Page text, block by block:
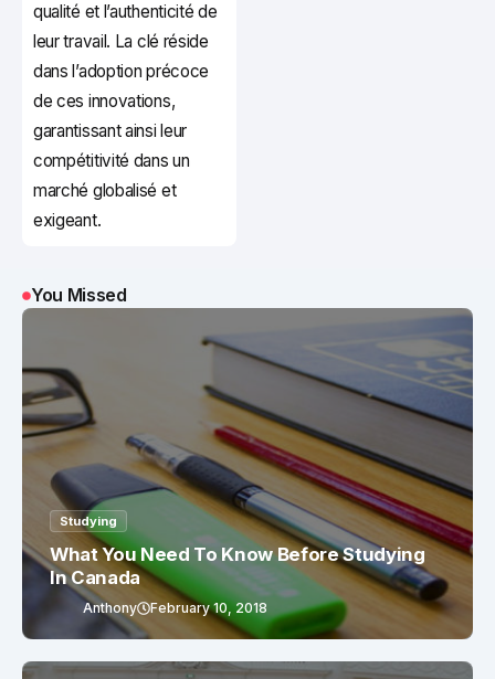
qualité et l’authenticité de
leur travail. La clé réside
dans l’adoption précoce
de ces innovations,
garantissant ainsi leur
compétitivité dans un
marché globalisé et
exigeant.
You Missed
Studying
What You Need To Know Before Studying
In Canada
Anthony February 10, 2018